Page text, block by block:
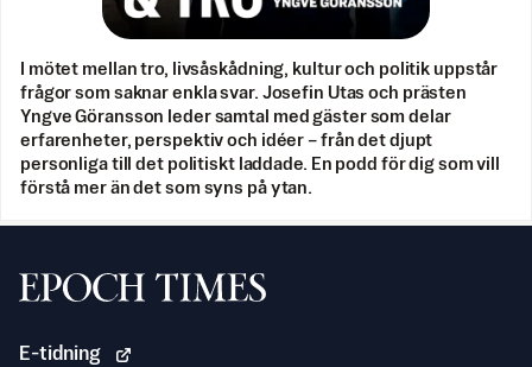
I mötet mellan tro, livsåskådning, kultur och politik uppstår
frågor som saknar enkla svar. Josefin Utas och prästen
Yngve Göransson leder samtal med gäster som delar
erfarenheter, perspektiv och idéer – från det djupt
personliga till det politiskt laddade. En podd för dig som vill
förstå mer än det som syns på ytan.
Svenska Epoch Times
E-tidning